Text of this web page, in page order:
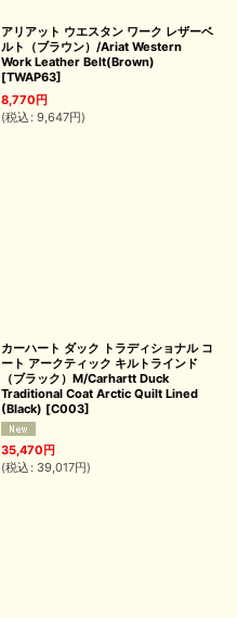
アリアット ウエスタン ワーク レザーベ
ルト（ブラウン）/Ariat Western
Work Leather Belt(Brown)
[TWAP63]
8,770円
(税込 : 9,647円)
カーハート ダック トラディショナル コ
ート アークティック キルトラインド
（ブラック）M/Carhartt Duck
Traditional Coat Arctic Quilt Lined
(Black) [C003]
35,470円
(税込 : 39,017円)